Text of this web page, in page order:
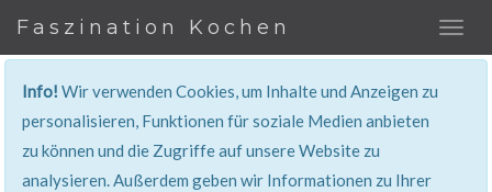
Faszination Kochen
Info!Wir verwenden Cookies, um Inhalte und Anzeigen zu
personalisieren, Funktionen für soziale Medien anbieten
zu können und die Zugriffe auf unsere Website zu
analysieren. Außerdem geben wir Informationen zu Ihrer
401, Nicht Erlaubt